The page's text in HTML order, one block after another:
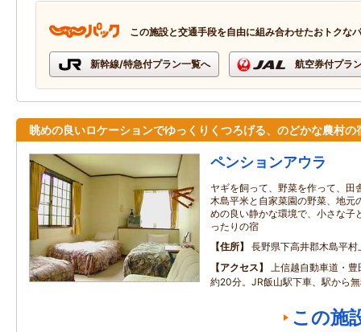
この施設と交通手段を自由に組み合わせたおトクな
新幹線/特急付プラン一覧へ 航空券付プラ
眺めの良いロケーションでゆっくりくつろげる、のどかな農村の
ペンションアウラ
ヤギを飼って、野菜を作って、田
木島平米と自家菜園の野菜、地元
めの良い静かな環境で、小さな子
ったりの宿
住所
長野県下高井郡木島平
アクセス
上信越自動車道・
約20分。JR飯山駅下車、駅から
この施